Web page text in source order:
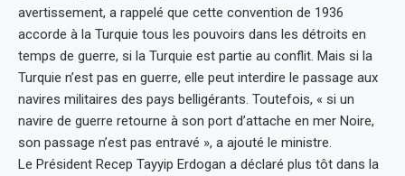
avertissement, a rappelé que cette convention de 1936
accorde à la Turquie tous les pouvoirs dans les détroits en
temps de guerre, si la Turquie est partie au conflit. Mais si la
Turquie n’est pas en guerre, elle peut interdire le passage aux
navires militaires des pays belligérants. Toutefois, « si un
navire de guerre retourne à son port d’attache en mer Noire,
son passage n’est pas entravé », a ajouté le ministre.
Le Président Recep Tayyip Erdogan a déclaré plus tôt dans la